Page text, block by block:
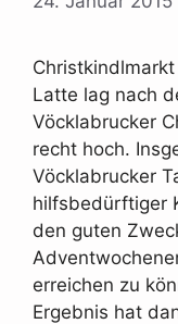
Latte lag nach
Vöcklabrucker
recht hoch.
Vöcklabrucker
hilfsbedürftiger
den guten
erreichen zu
Ergebnis hat